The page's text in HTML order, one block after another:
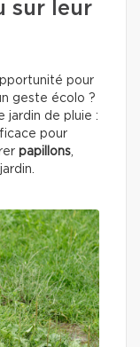
sur leur
pour
geste écolo ?
jardin de pluie :
pour
papillons,